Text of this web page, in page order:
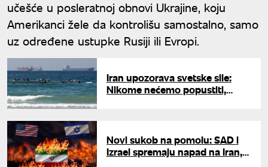
učešće u posleratnoj obnovi Ukrajine, koju
Amerikanci žele da kontrolišu samostalno, samo
uz određene ustupke Rusiji ili Evropi.
Iran upozorava svetske sile:
Nikome nećemo popustiti,
Novi sukob na pomolu: SAD i
Izrael spremaju napad na Iran,